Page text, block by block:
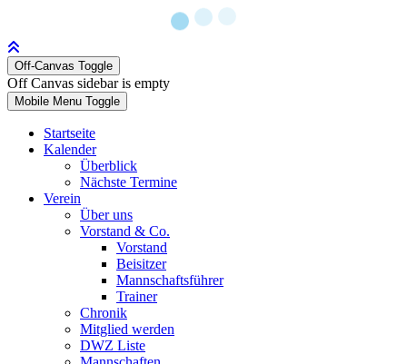
Off-Canvas Toggle
Off Canvas sidebar is empty
Mobile Menu Toggle
Startseite
Kalender
Überblick
Nächste Termine
Verein
Über uns
Vorstand & Co.
Vorstand
Beisitzer
Mannschaftsführer
Trainer
Chronik
Mitglied werden
DWZ Liste